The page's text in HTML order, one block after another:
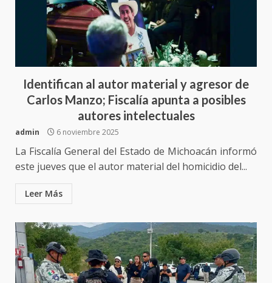
Identifican al autor material y agresor de
Carlos Manzo; Fiscalía apunta a posibles
autores intelectuales
admin 6 noviembre 2025
La Fiscalía General del Estado de Michoacán informó
este jueves que el autor material del homicidio del...
Leer Más